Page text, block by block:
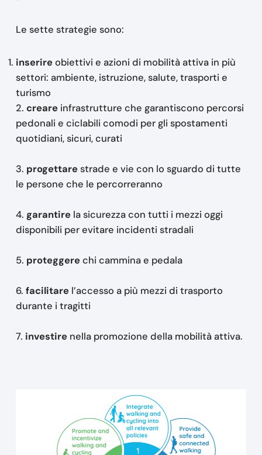
Le sette strategie sono:
inserireobiettivi e azioni di mobilità attiva in più
settori: ambiente, istruzione, salute, trasporti e
turismo
2. creare infrastrutture che garantiscono percorsi
pedonali e ciclabili comodi per gli spostamenti
quotidiani, sicuri, curati
3. progettarestrade e vie con lo sguardo di tutte
le persone che le percorreranno
4. garantirela sicurezza con tutti i mezzi oggi
disponibili per evitare incidenti stradali
5. proteggerechi cammina e pedala
6. facilitarel’accesso a più mezzi di trasporto
durante i tragitti
7. investirenella promozione della mobilità attiva.